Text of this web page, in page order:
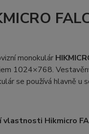
monokulár
1024×768.
se používá hlavně u
vlastnosti Hikmicro